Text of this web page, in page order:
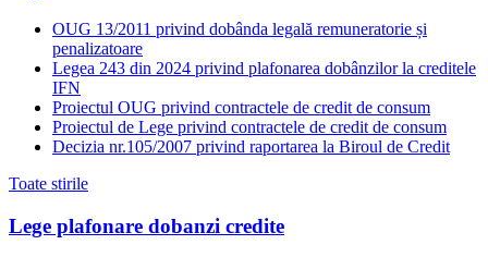
OUG 13/2011 privind dobânda legală remuneratorie și
penalizatoare
Legea 243 din 2024 privind plafonarea dobânzilor la creditele
IFN
Proiectul OUG privind contractele de credit de consum
Proiectul de Lege privind contractele de credit de consum
Decizia nr.105/2007 privind raportarea la Biroul de Credit
Toate stirile
Lege plafonare dobanzi credite